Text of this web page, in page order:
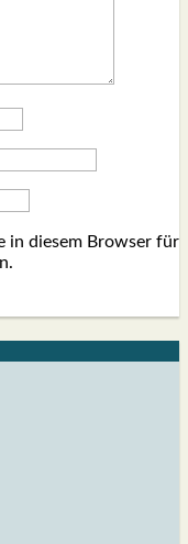
in diesem Browser für